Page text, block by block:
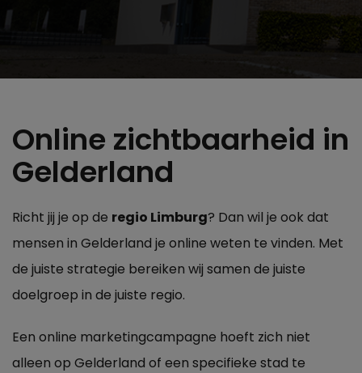
Online zichtbaarheid in
Gelderland
Richt jij je op de regio Limburg? Dan wil je ook dat
mensen in Gelderland je online weten te vinden. Met
de juiste strategie bereiken wij samen de juiste
doelgroep in de juiste regio.
Een online marketingcampagne hoeft zich niet
alleen op Gelderland of een specifieke stad te